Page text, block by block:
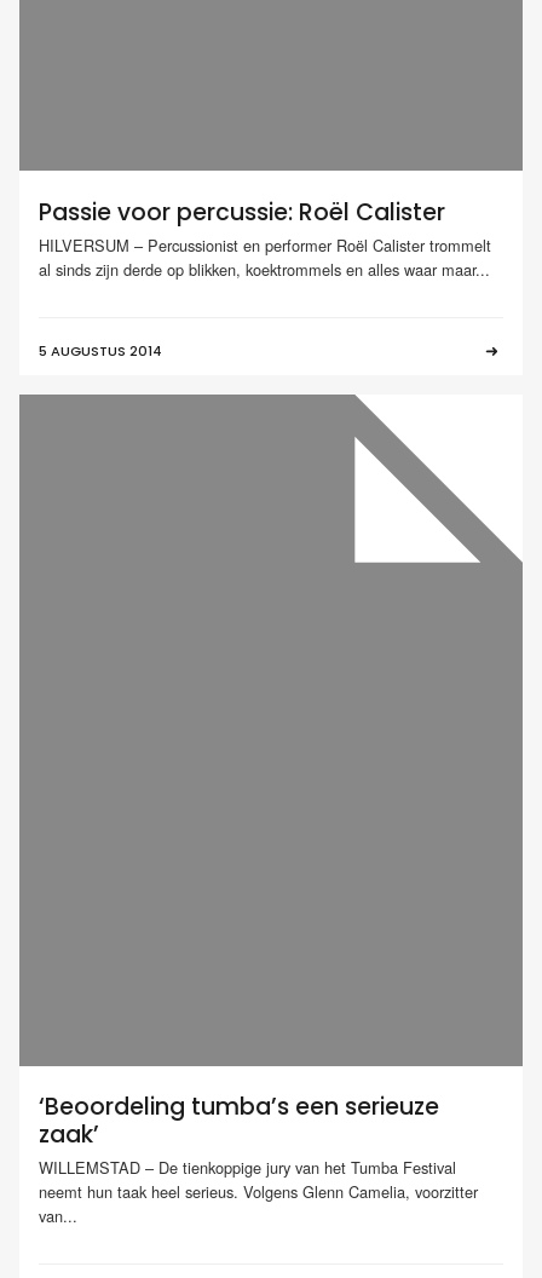
Passie voor percussie: Roël Calister
HILVERSUM – Percussionist en performer Roël Calister trommelt
al sinds zijn derde op blikken, koektrommels en alles waar maar...
5 AUGUSTUS 2014
‘Beoordeling tumba’s een serieuze
zaak’
WILLEMSTAD – De tienkoppige jury van het Tumba Festival
neemt hun taak heel serieus. Volgens Glenn Camelia, voorzitter
van...